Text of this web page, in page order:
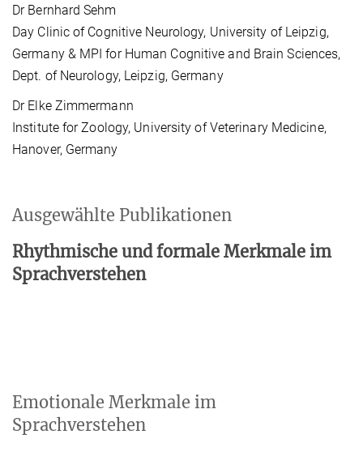
Dr Bernhard Sehm
Day Clinic of Cognitive Neurology, University of Leipzig,
Germany & MPI for Human Cognitive and Brain Sciences,
Dept. of Neurology, Leipzig, Germany
Dr Elke Zimmermann
Institute for Zoology, University of Veterinary Medicine,
Hanover, Germany
Ausgewählte Publikationen
Rhythmische und formale Merkmale im
Sprachverstehen
Emotionale Merkmale im
Sprachverstehen